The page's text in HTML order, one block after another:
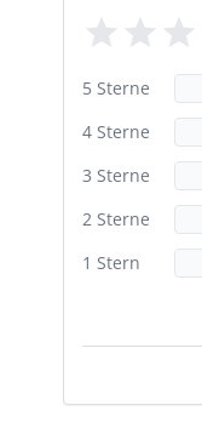
5 Sterne
4 Sterne
3 Sterne
2 Sterne
1 Stern